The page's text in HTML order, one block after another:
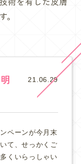
21.06.29
ペーンが今月末
て、せっかくご
くいらっしゃい